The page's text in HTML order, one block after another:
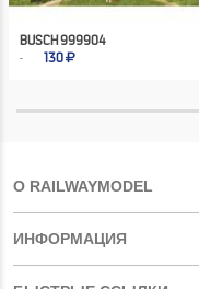
BUSCH 999904
130
О RAILWAYMODEL
ИНФОРМАЦИЯ